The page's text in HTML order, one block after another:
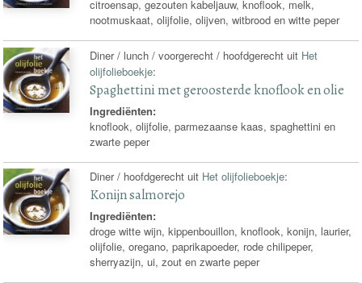
citroensap, gezouten kabeljauw, knoflook, melk,
nootmuskaat, olijfolie, olijven, witbrood en witte peper
Diner / lunch / voorgerecht / hoofdgerecht uit Het
olijfolieboekje:
Spaghettini met geroosterde knoflook en olie
Ingrediënten:
knoflook, olijfolie, parmezaanse kaas, spaghettini en
zwarte peper
Diner / hoofdgerecht uit Het olijfolieboekje:
Konijn salmorejo
Ingrediënten:
droge witte wijn, kippenbouillon, knoflook, konijn, laurier,
olijfolie, oregano, paprikapoeder, rode chilipeper,
sherryazijn, ui, zout en zwarte peper